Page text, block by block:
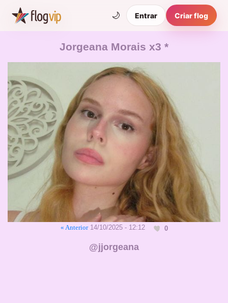
🌙 Entrar Criar flog
Jorgeana Morais x3 *
« Anterior14/10/2025 - 12:12 0
@jjorgeana